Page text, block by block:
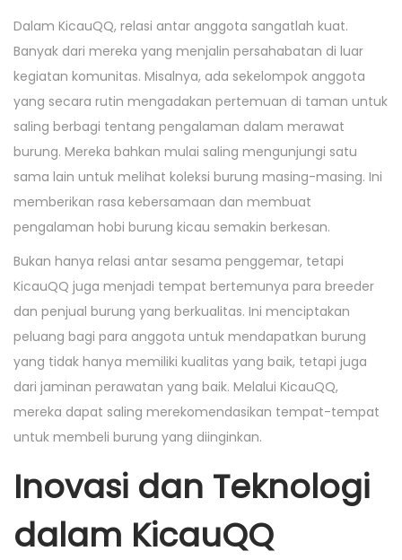
Dalam KicauQQ, relasi antar anggota sangatlah kuat.
Banyak dari mereka yang menjalin persahabatan di luar
kegiatan komunitas. Misalnya, ada sekelompok anggota
yang secara rutin mengadakan pertemuan di taman untuk
saling berbagi tentang pengalaman dalam merawat
burung. Mereka bahkan mulai saling mengunjungi satu
sama lain untuk melihat koleksi burung masing-masing. Ini
memberikan rasa kebersamaan dan membuat
pengalaman hobi burung kicau semakin berkesan.
Bukan hanya relasi antar sesama penggemar, tetapi
KicauQQ juga menjadi tempat bertemunya para breeder
dan penjual burung yang berkualitas. Ini menciptakan
peluang bagi para anggota untuk mendapatkan burung
yang tidak hanya memiliki kualitas yang baik, tetapi juga
dari jaminan perawatan yang baik. Melalui KicauQQ,
mereka dapat saling merekomendasikan tempat-tempat
untuk membeli burung yang diinginkan.
Inovasi dan Teknologi
dalam KicauQQ